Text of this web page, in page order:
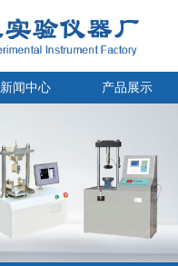
新闻中心 产品展示